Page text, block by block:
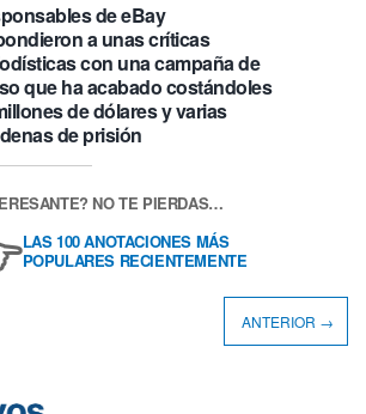
de eBay
a unas críticas
con una campaña de
que ha acabado costándoles
de dólares y varias
de prisión
NO TE PIERDAS…
LAS 100 ANOTACIONES MÁS
POPULARES RECIENTEMENTE
ANTERIOR →